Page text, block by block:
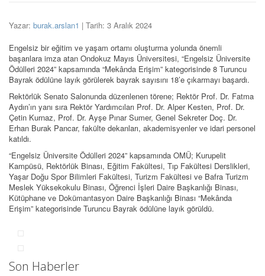
Yazar: burak.arslan1 | Tarih: 3 Aralık 2024
Engelsiz bir eğitim ve yaşam ortamı oluşturma yolunda önemli
başarılara imza atan Ondokuz Mayıs Üniversitesi, “Engelsiz Üniversite
Ödülleri 2024” kapsamında “Mekânda Erişim” kategorisinde 8 Turuncu
Bayrak ödülüne layık görülerek bayrak sayısını 18’e çıkarmayı başardı.
Rektörlük Senato Salonunda düzenlenen törene; Rektör Prof. Dr. Fatma
Aydın’ın yanı sıra Rektör Yardımcıları Prof. Dr. Alper Kesten, Prof. Dr.
Çetin Kurnaz, Prof. Dr. Ayşe Pınar Sumer, Genel Sekreter Doç. Dr.
Erhan Burak Pancar, fakülte dekanları, akademisyenler ve idari personel
katıldı.
“Engelsiz Üniversite Ödülleri 2024” kapsamında OMÜ; Kurupelit
Kampüsü, Rektörlük Binası, Eğitim Fakültesi, Tıp Fakültesi Derslikleri,
Yaşar Doğu Spor Bilimleri Fakültesi, Turizm Fakültesi ve Bafra Turizm
Meslek Yüksekokulu Binası, Öğrenci İşleri Daire Başkanlığı Binası,
Kütüphane ve Dokümantasyon Daire Başkanlığı Binası “Mekânda
Erişim” kategorisinde Turuncu Bayrak ödülüne layık görüldü.
Son Haberler